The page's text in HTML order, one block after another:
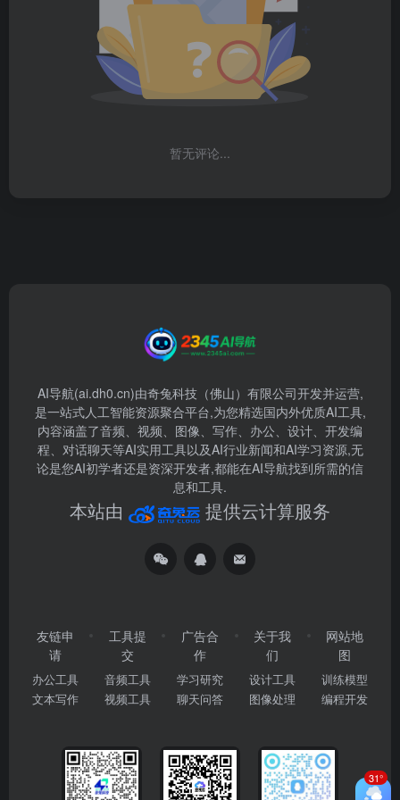
暂无评论...
AI导航(ai.dh0.cn)由奇兔科技（佛山）有限公司开发并运营,
是一站式人工智能资源聚合平台,为您精选国内外优质AI工具,
内容涵盖了音频、视频、图像、写作、办公、设计、开发编
程、对话聊天等AI实用工具以及AI行业新闻和AI学习资源,无
论是您AI初学者还是资深开发者,都能在AI导航找到所需的信
息和工具.
本站由 提供云计算服务
友链申
请
办公工具
文本写作
工具提
交
音频工具
视频工具
广告合
作
学习研究
聊天问答
关于我
们
设计工具
图像处理
网站地
图
训练模型
编程开发
31°